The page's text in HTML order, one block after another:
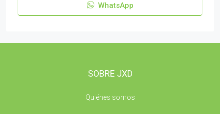
WhatsApp
SOBRE JXD
Quiénes somos